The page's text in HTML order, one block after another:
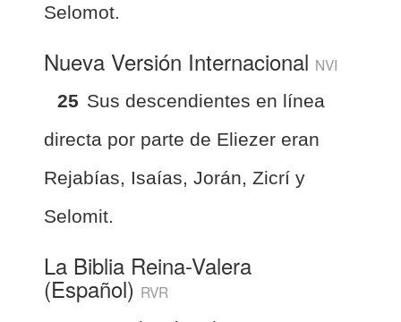
Selomot.
Nueva Versión Internacional NVI
25 Sus descendientes en línea
directa por parte de Eliezer eran
Rejabías, Isaías, Jorán, Zicrí y
Selomit.
La Biblia Reina-Valera
(Español) RVR